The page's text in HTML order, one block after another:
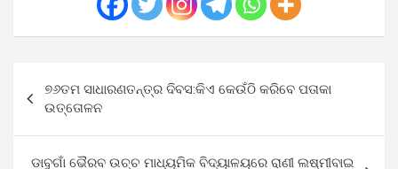
navigation
୭୬ତମ ସାଧାରଣତନ୍ତ୍ର ଦିବସ:କିଏ କେଉଁଠି କରିବେ ପତାକା
ଉତ୍ତୋଳନ
ଡାବୁଗାଁ ଭୈରବ ଉଚ୍ଚ ମାଧ୍ୟମିକ ବିଦ୍ୟାଳୟରେ ରାଣୀ ଲଷ୍ମୀବାଇ